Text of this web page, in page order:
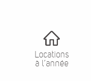
Locations
à l’année